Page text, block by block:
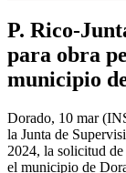
P. Rico-
para obra
municipio
Dorado, 10 mar
la Junta de
2024, la solicitud
el municipio de